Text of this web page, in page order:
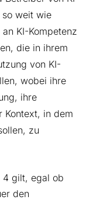
so weit wie
KI-Kompetenz
die in ihrem
von KI-
wobei ihre
ihre
Kontext, in dem
zu
4 gilt, egal ob
den